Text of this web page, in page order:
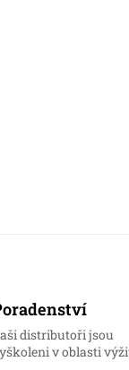
distributoři jsou
v oblasti